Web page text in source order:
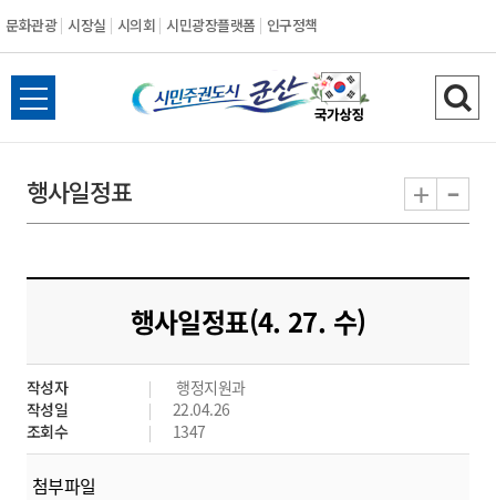
문화관광 시장실 시의회 시민광장플랫폼 인구정책
시
민
도
시
군
산
전
체
뉴
열
검
색
기
행사일정표 + -
행사일정표(4. 27. 수)
작성자
행정지원과
작성일
22.04.26
조회수
1347
첨부파일